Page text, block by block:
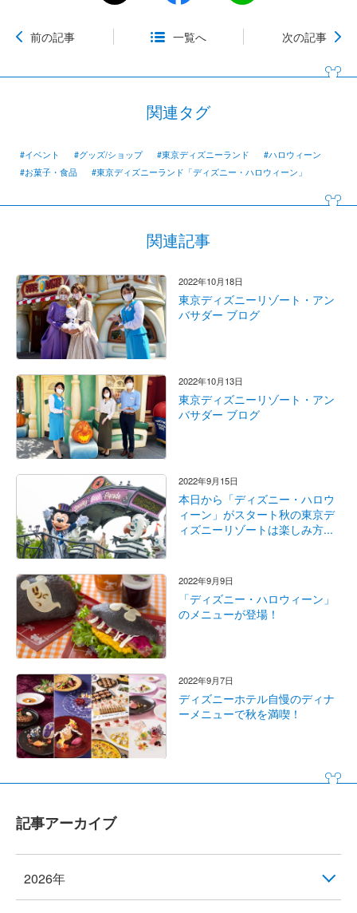
前の記事 一覧へ 次の記事
関連タグ
#イベント #グッズ/ショップ #東京ディズニーランド
#ハロウィーン
#お菓子・食品
#東京ディズニーランド「ディズニー・ハロウィーン」
関連記事
2022年10月18日
東京ディズニーリゾート・アン
バサダー ブログ
2022年10月13日
東京ディズニーリゾート・アン
バサダー ブログ
2022年9月15日
本日から「ディズニー・ハロウ
ィーン」がスタート秋の東京デ
ィズニーリゾートは楽しみ方...
2022年9月9日
「ディズニー・ハロウィーン」
のメニューが登場！
2022年9月7日
ディズニーホテル自慢のディナ
ーメニューで秋を満喫！
記事アーカイブ
2026年